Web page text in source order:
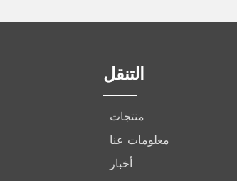
التنقل
منتجات
معلومات عنا
أخبار